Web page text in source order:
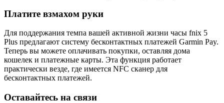
Платите взмахом руки
Для поддержания темпа вашей активной жизни часы fnix 5
Plus предлагают систему бесконтактных платежей Garmin Pay.
Теперь вы можете оплачивать покупки, оставляя дома
кошелек и платежные карты. Эта функция работает
практически везде, где имеется NFC сканер для
бесконтактных платежей.
Оставайтесь на связи